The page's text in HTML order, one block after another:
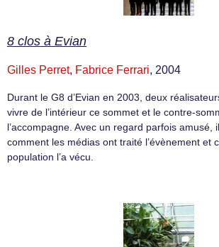
8 clos à Evian
Gilles Perret, Fabrice Ferrari, 2004
Durant le G8 d’Evian en 2003, deux
vivre de l’intérieur ce sommet et le contre-
l’accompagne. Avec un regard parfois amusé,
comment les médias ont traité l’évènement et
population l’a vécu.